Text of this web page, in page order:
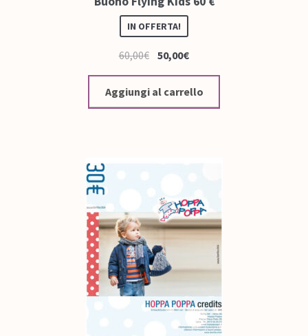
IN OFFERTA!
60,00€ 50,00€
Aggiungi al carrello